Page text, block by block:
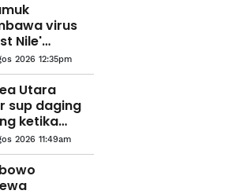
virus
Nile'
di Israel
2026 12:35pm
Utara
sup daging
ketika
cecah 36.7
Celsius
2026 11:49am